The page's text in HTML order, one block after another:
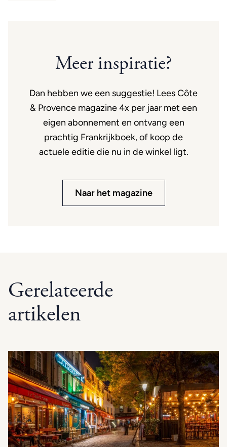
Meer inspiratie?
Dan hebben we een suggestie! Lees Côte
& Provence magazine 4x per jaar met een
eigen abonnement en ontvang een
prachtig Frankrijkboek, of koop de
actuele editie die nu in de winkel ligt.
Naar het magazine
Gerelateerde
artikelen